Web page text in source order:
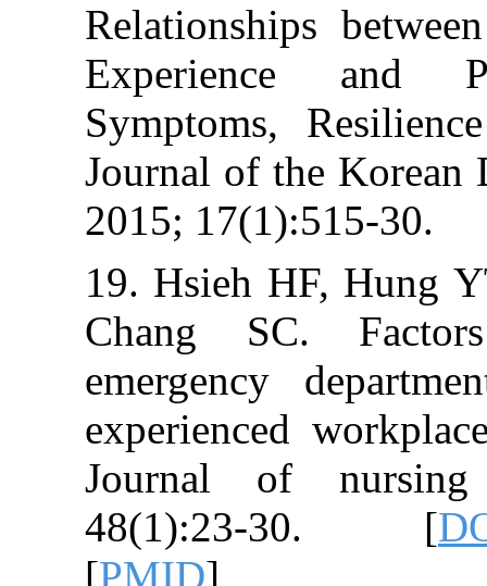
Relationships
Experience
Symptoms,
Journal of the
2015;
19. Hsieh HF,
Chang
emergency
experienced
Journal of
48(1):23-
[